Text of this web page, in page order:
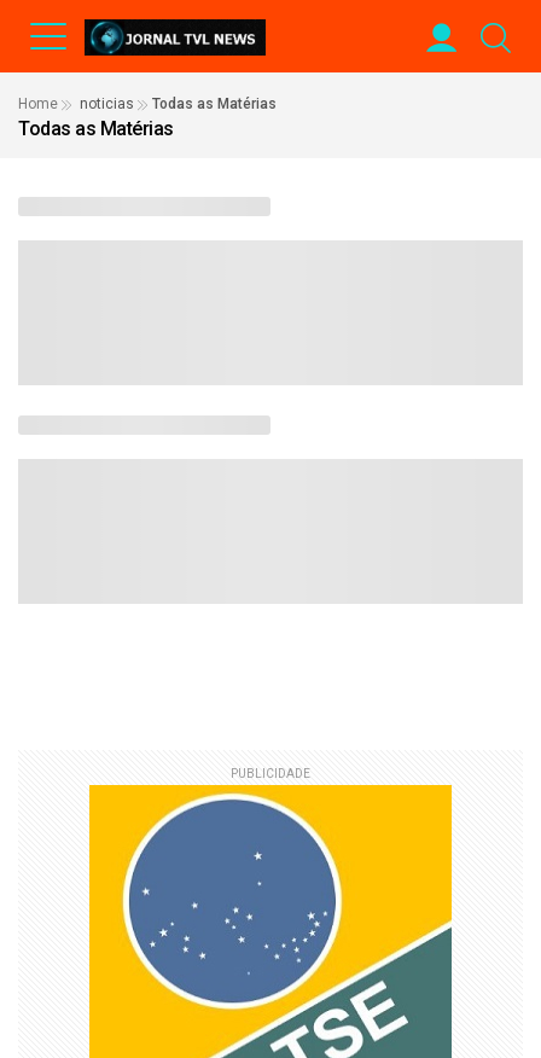
Home noticias Todas as Matérias
Todas as Matérias
PUBLICIDADE